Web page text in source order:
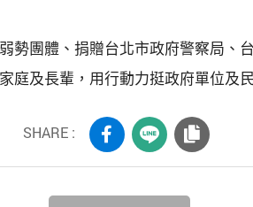
勢團體、捐贈台北市政府警察局、
及長輩，用行動力挺政府單位及
SHARE :